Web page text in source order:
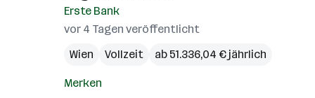
Erste Bank
vor 4 Tagen veröffentlicht
Wien
Vollzeit ab 51.336,04 € jährlich
Merken